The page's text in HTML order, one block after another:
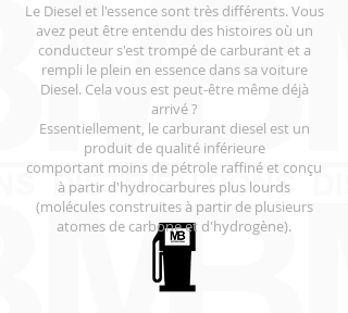
Le Diesel et l'essence sont très différents. Vous
avez peut être entendu des histoires où un
conducteur s'est trompé de carburant et a
rempli le plein en essence dans sa voiture
Diesel. Cela vous est peut-être même déjà
arrivé ?
Essentiellement, le carburant diesel est un
produit de qualité inférieure
comportant moins de pétrole raffiné et conçu
à partir d'hydrocarbures plus lourds
(molécules construites à partir de plusieurs
atomes de carbone et d'hydrogène).